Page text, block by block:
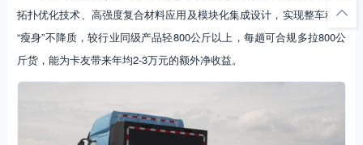
拓扑优化技术、高强度复合材料应用及模块化集成设计，实现整车科学
“瘦身”不降质，较行业同级产品轻800公斤以上，每趟可合规多拉800公
斤货，能为卡友带来年均2-3万元的额外净收益。